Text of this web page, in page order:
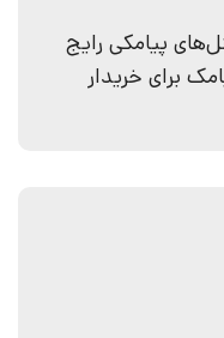
پیامکی رایج
برای خریدار